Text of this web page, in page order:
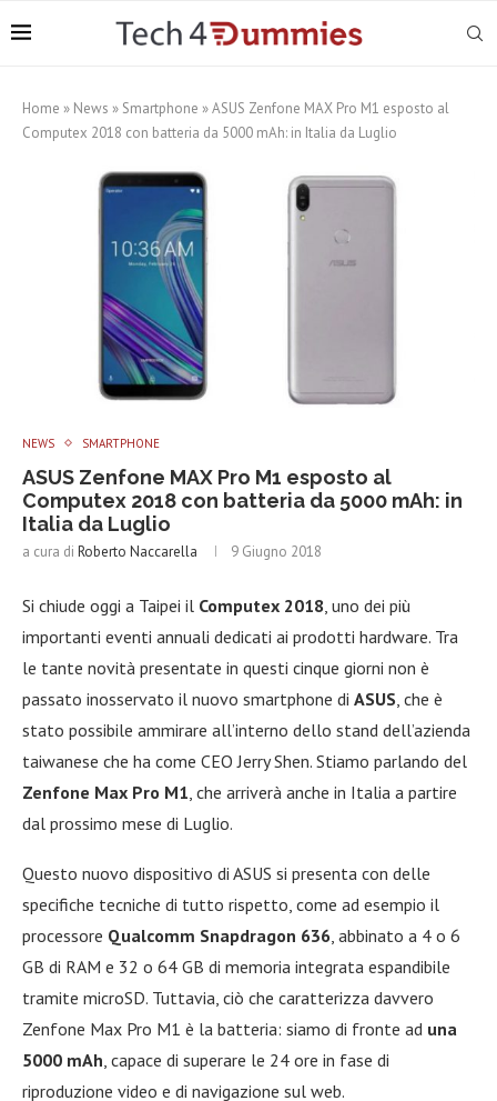
Home » News » Smartphone »ASUS Zenfone MAX Pro M1 esposto al
Computex 2018 con batteria da 5000 mAh: in Italia da Luglio
NEWS SMARTPHONE
ASUS Zenfone MAX Pro M1 esposto al
Computex 2018 con batteria da 5000 mAh: in
Italia da Luglio
a cura di Roberto Naccarella 9 Giugno 2018
Si chiude oggi a Taipei il Computex 2018 , uno dei più
importanti eventi annuali dedicati ai prodotti hardware. Tra
le tante novità presentate in questi cinque giorni non è
passato inosservato il nuovo smartphone di ASUS , che è
stato possibile ammirare all’interno dello stand dell’azienda
taiwanese che ha come CEO Jerry Shen. Stiamo parlando del
Zenfone Max Pro M1 , che arriverà anche in Italia a partire
dal prossimo mese di Luglio.
Questo nuovo dispositivo di ASUS si presenta con delle
specifiche tecniche di tutto rispetto, come ad esempio il
processore Qualcomm Snapdragon 636 , abbinato a 4 o 6
GB di RAM e 32 o 64 GB di memoria integrata espandibile
tramite microSD. Tuttavia, ciò che caratterizza davvero
Zenfone Max Pro M1 è la batteria: siamo di fronte ad una
5000 mAh , capace di superare le 24 ore in fase di
riproduzione video e di navigazione sul web.